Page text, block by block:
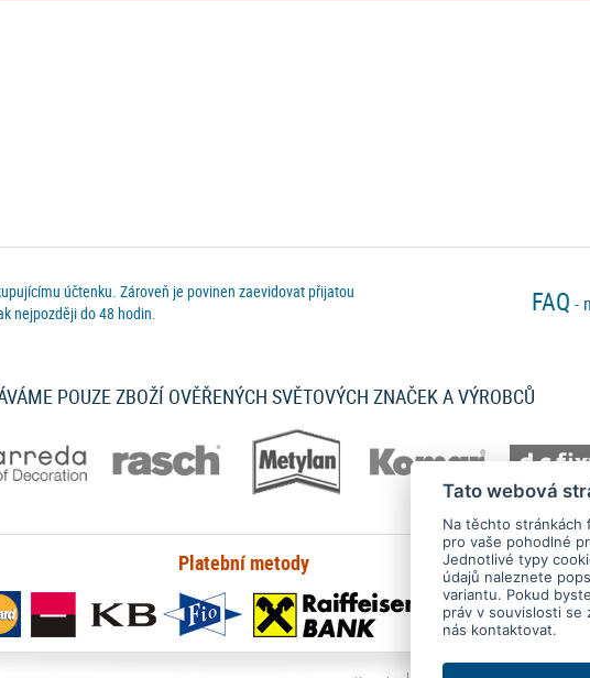
účtenku. Zároveň je povinen zaevidovat přijatou
nejpozději do 48 hodin.
FAQ -
POUZE ZBOŽÍ OVĚŘENÝCH SVĚTOVÝCH ZNAČEK A VÝROBCŮ
Platební metody
Tato webová
Na těchto stránkách
pro vaše pohodlné
Jednotlivé typy
údajů naleznete
variantu. Pokud
práv v souvislosti se
nás kontaktovat.